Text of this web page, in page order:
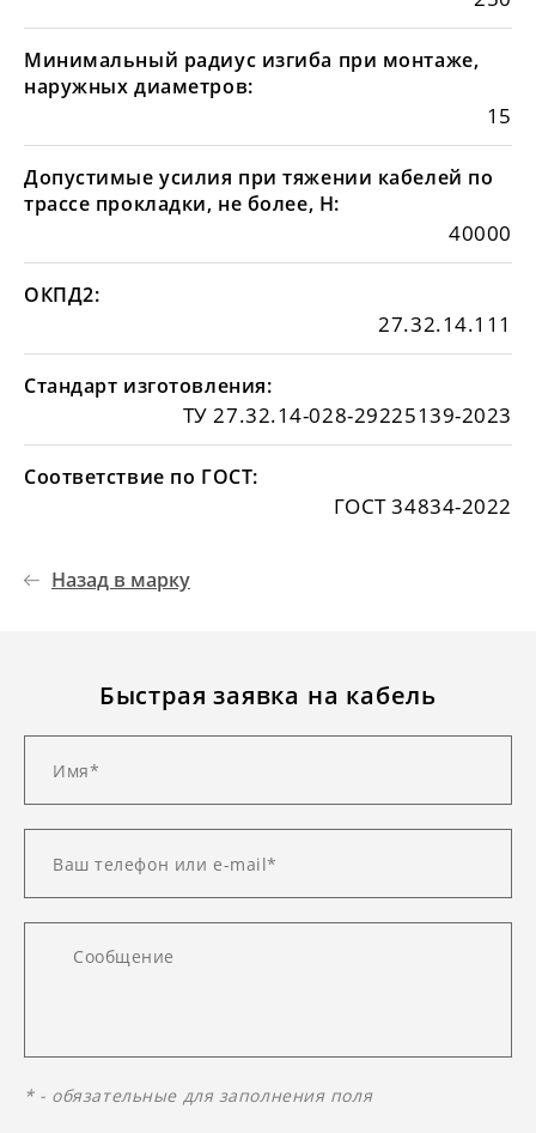
Минимальный радиус изгиба при монтаже,
наружных диаметров:
15
Допустимые усилия при тяжении кабелей по
трассе прокладки, не более, Н:
40000
ОКПД2:
27.32.14.111
Стандарт изготовления:
ТУ 27.32.14-028-29225139-2023
Соответствие по ГОСТ:
ГОСТ 34834-2022
Назад в марку
Быстрая заявка на кабель
* - обязательные для заполнения поля